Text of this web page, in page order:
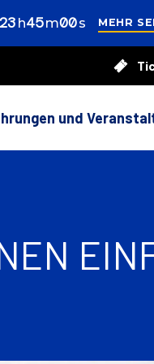
23 hours
44minutes
59seconds
MEHR
und